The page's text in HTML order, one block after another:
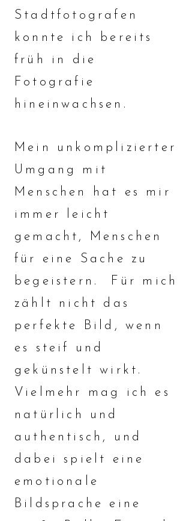
Stadtfotografen
konnte ich bereits
früh in die
Fotografie
hineinwachsen.
Mein unkomplizierter
Umgang mit
Menschen hat es mir
immer leicht
gemacht, Menschen
für eine Sache zu
begeistern. Für mich
zählt nicht das
perfekte Bild, wenn
es steif und
gekünstelt wirkt.
Vielmehr mag ich es
natürlich und
authentisch, und
dabei spielt eine
emotionale
Bildsprache eine